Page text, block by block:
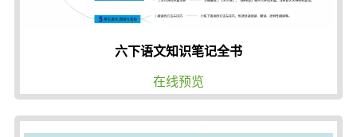
六下语文知识笔记全书
在线预览